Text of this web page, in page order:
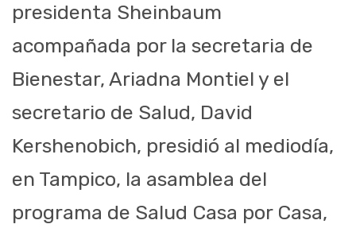
presidenta Sheinbaum
acompañada por la secretaria de
Bienestar, Ariadna Montiel y el
secretario de Salud, David
Kershenobich, presidió al mediodía,
en Tampico, la asamblea del
programa de Salud Casa por Casa,